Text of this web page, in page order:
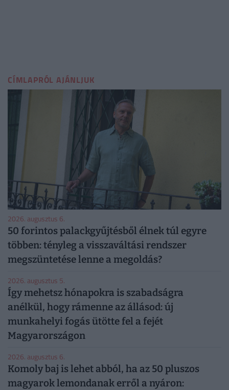
CÍMLAPRÓL AJÁNLJUK
2026. augusztus 6.
50 forintos palackgyűjtésből élnek túl egyre
többen: tényleg a visszaváltási rendszer
megszüntetése lenne a megoldás?
2026. augusztus 5.
Így mehetsz hónapokra is szabadságra
anélkül, hogy rámenne az állásod: új
munkahelyi fogás ütötte fel a fejét
Magyarországon
2026. augusztus 6.
Komoly baj is lehet abból, ha az 50 pluszos
magyarok lemondanak erről a nyáron: